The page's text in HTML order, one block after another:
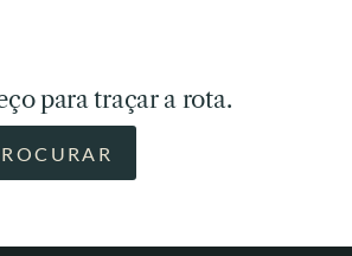
para traçar a rota.